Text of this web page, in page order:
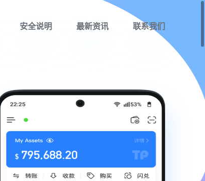
安全说明 最新资讯 联系我们